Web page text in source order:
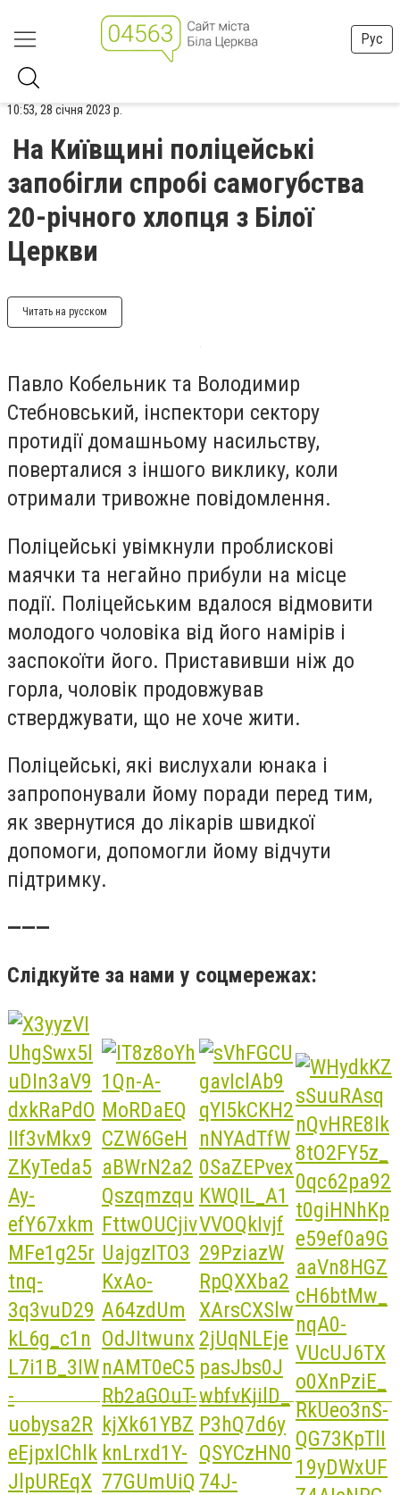
Рус
10:53, 28 січня 2023 р.
На Київщині поліцейські
запобігли спробі самогубства
20-річного хлопця з Білої
Церкви
Читать на русском
Павло Кобельник та Володимир
Стебновський, інспектори сектору
протидії домашньому насильству,
поверталися з іншого виклику, коли
отримали тривожне повідомлення.
Поліцейські увімкнули проблискові
маячки та негайно прибули на місце
події. Поліцейським вдалося відмовити
молодого чоловіка від його намірів і
заспокоїти його. Приставивши ніж до
горла, чоловік продовжував
стверджувати, що не хоче жити.
Поліцейські, які вислухали юнака і
запропонували йому поради перед тим,
як звернутися до лікарів швидкої
допомоги, допомогли йому відчути
підтримку.
———
Слідкуйте за нами у соцмережах: